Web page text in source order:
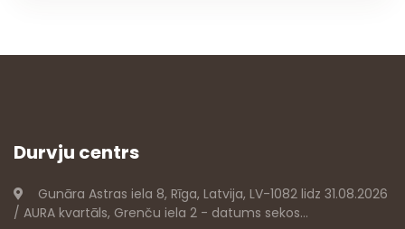
Durvju centrs
Gunāra Astras iela 8, Rīga, Latvija, LV-1082 lidz 31.08.2026
/ AURA kvartāls, Grenču iela 2 - datums sekos...